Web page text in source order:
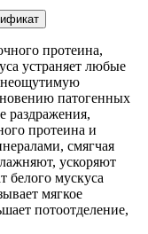
протеина,
устраняет любые
неощутимую
патогенных
раздражения,
протеина и
смягчая
ускоряют
белого мускуса
мягкое
потоотделение,